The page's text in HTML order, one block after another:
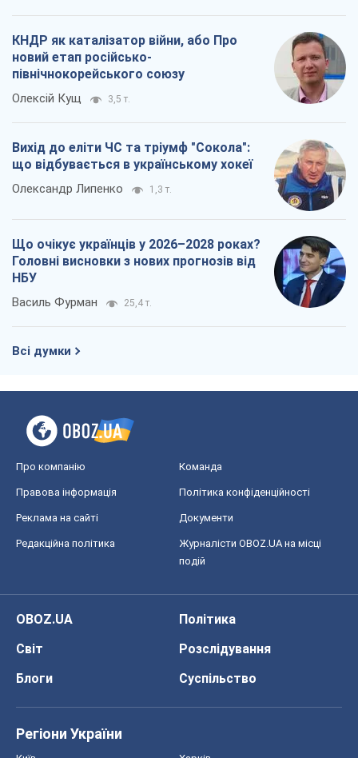
КНДР як каталізатор війни, або Про
новий етап російсько-
північнокорейського союзу
Олексій Кущ 3,5 т.
Вихід до еліти ЧС та тріумф "Сокола":
що відбувається в українському хокеї
Олександр Липенко 1,3 т.
Що очікує українців у 2026–2028 роках?
Головні висновки з нових прогнозів від
НБУ
Василь Фурман 25,4 т.
Всі думки
Про компанію Команда
Правова інформація Політика конфіденційності
Реклама на сайті Документи
Редакційна політика
Журналісти OBOZ.UA на місці
подій
OBOZ.UA
Політика
Світ
Розслідування
Блоги
Суспільство
Регіони України